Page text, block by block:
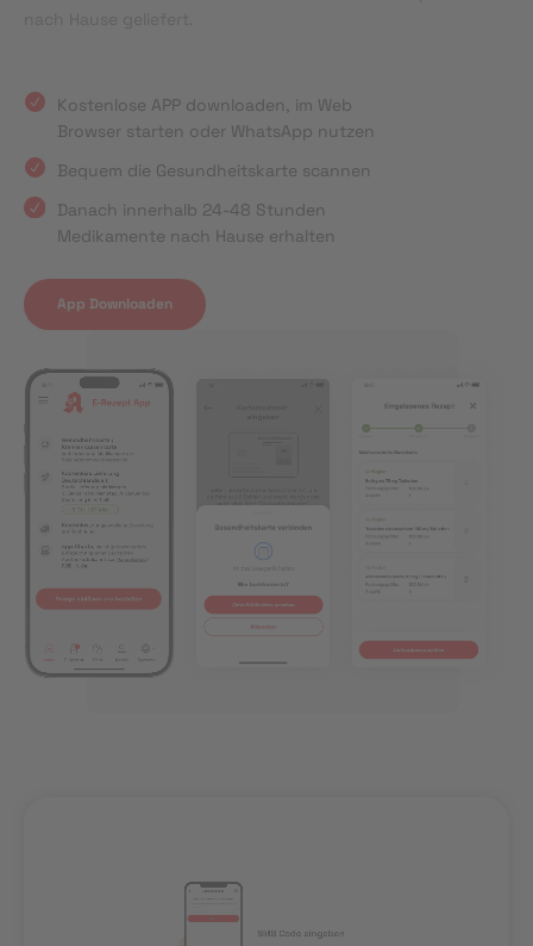
Kostenlose APP downloaden, im Web
Browser starten oder WhatsApp nutzen
Bequem die Gesundheitskarte scannen
Danach innerhalb 24-48 Stunden
Medikamente nach Hause erhalten
App Downloaden